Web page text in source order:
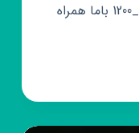
🔇 1100________✈️🚀_________1200 باما همراه